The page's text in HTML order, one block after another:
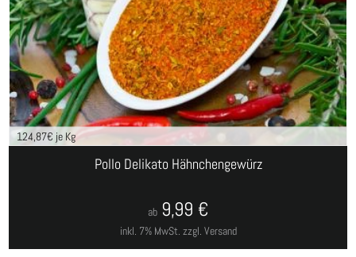
124,87€ je Kg
Pollo Delikato Hähnchengewürz
inkl. 7% MwSt. zzgl. Versand
ab 9,99 €